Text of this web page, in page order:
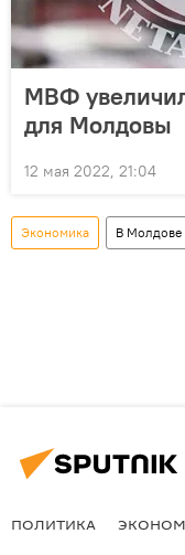
МВФ
для Молдовы
12 мая 2022, 21:04
Экономика В Молдове
ПОЛИТИКА